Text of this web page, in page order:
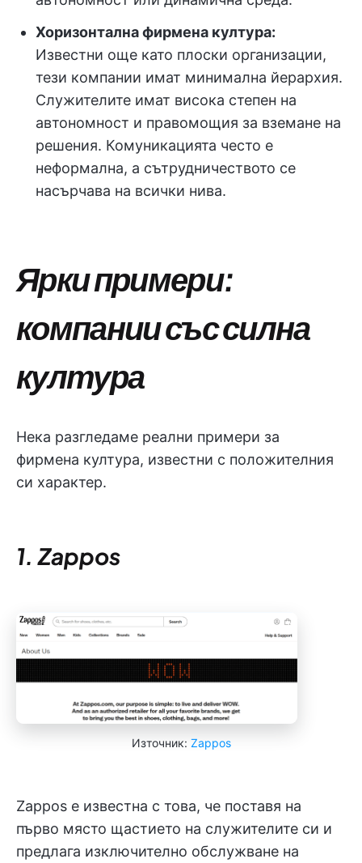
Хоризонтална фирмена култура:
Известни още като плоски организации,
тези компании имат минимална йерархия.
Служителите имат висока степен на
автономност и правомощия за вземане на
решения. Комуникацията често е
неформална, а сътрудничеството се
насърчава на всички нива.
Ярки примери:
компании със силна
култура
Нека разгледаме реални примери за
фирмена култура, известни с положителния
си характер.
1. Zappos
Източник: Zappos
Zappos е известна с това, че поставя на
първо място щастието на служителите си и
предлага изключително обслужване на